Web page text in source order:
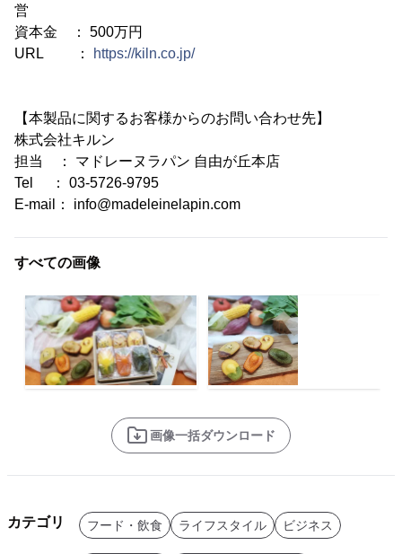
営
資本金 ： 500万円
URL ：
https://kiln.co.jp/
【本製品に関するお客様からのお問い合わせ先】
株式会社キルン
担当 ： マドレーヌラパン 自由が丘本店
Tel ： 03-5726-9795
E-mail： info@madeleinelapin.com
すべての画像
画像一括ダウンロード
カテゴリ フード・飲食 ライフスタイル ビジネス